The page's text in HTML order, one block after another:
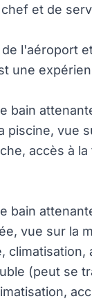
et de
l'aéroport
une
bain
piscine, vue
accès à
bain
vue sur la
climatisation,
(peut se